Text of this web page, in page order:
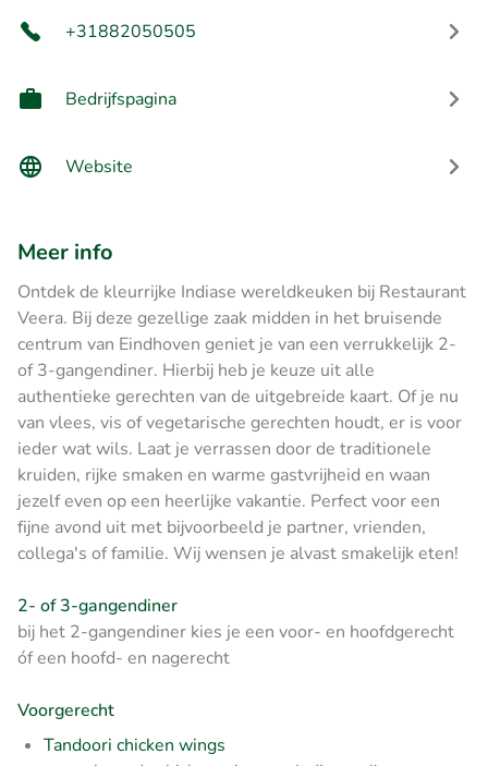
+31882050505
Bedrijfspagina
Website
Meer info
Ontdek de kleurrijke Indiase wereldkeuken bij Restaurant
Veera. Bij deze gezellige zaak midden in het bruisende
centrum van Eindhoven geniet je van een verrukkelijk 2-
of 3-gangendiner. Hierbij heb je keuze uit alle
authentieke gerechten van de uitgebreide kaart. Of je nu
van vlees, vis of vegetarische gerechten houdt, er is voor
ieder wat wils. Laat je verrassen door de traditionele
kruiden, rijke smaken en warme gastvrijheid en waan
jezelf even op een heerlijke vakantie. Perfect voor een
fijne avond uit met bijvoorbeeld je partner, vrienden,
collega's of familie. Wij wensen je alvast smakelijk eten!
2- of 3-gangendiner
bij het 2-gangendiner kies je een voor- en hoofdgerecht
óf een hoofd- en nagerecht
Voorgerecht
Tandoori chicken wings